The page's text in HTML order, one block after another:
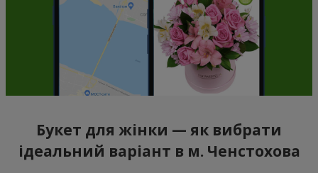
Букет для жінки — як вибрати
ідеальний варіант в м. Ченстохова